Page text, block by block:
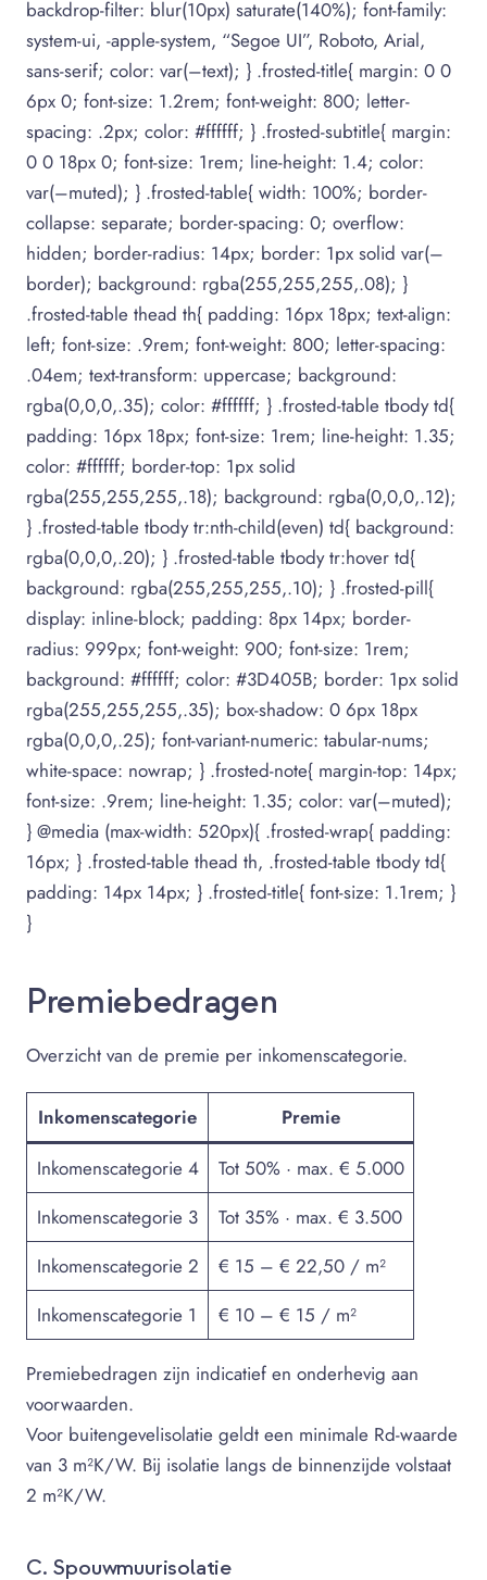
backdrop-filter: blur(10px) saturate(140%); font-family:
system-ui, -apple-system, “Segoe UI”, Roboto, Arial,
sans-serif; color: var(–text); } .frosted-title{ margin: 0 0
6px 0; font-size: 1.2rem; font-weight: 800; letter-
spacing: .2px; color: #ffffff; } .frosted-subtitle{ margin:
0 0 18px 0; font-size: 1rem; line-height: 1.4; color:
var(–muted); } .frosted-table{ width: 100%; border-
collapse: separate; border-spacing: 0; overflow:
hidden; border-radius: 14px; border: 1px solid var(–
border); background: rgba(255,255,255,.08); }
.frosted-table thead th{ padding: 16px 18px; text-align:
left; font-size: .9rem; font-weight: 800; letter-spacing:
.04em; text-transform: uppercase; background:
rgba(0,0,0,.35); color: #ffffff; } .frosted-table tbody td{
padding: 16px 18px; font-size: 1rem; line-height: 1.35;
color: #ffffff; border-top: 1px solid
rgba(255,255,255,.18); background: rgba(0,0,0,.12);
} .frosted-table tbody tr:nth-child(even) td{ background:
rgba(0,0,0,.20); } .frosted-table tbody tr:hover td{
background: rgba(255,255,255,.10); } .frosted-pill{
display: inline-block; padding: 8px 14px; border-
radius: 999px; font-weight: 900; font-size: 1rem;
background: #ffffff; color: #3D405B; border: 1px solid
rgba(255,255,255,.35); box-shadow: 0 6px 18px
rgba(0,0,0,.25); font-variant-numeric: tabular-nums;
white-space: nowrap; } .frosted-note{ margin-top: 14px;
font-size: .9rem; line-height: 1.35; color: var(–muted);
} @media (max-width: 520px){ .frosted-wrap{ padding:
16px; } .frosted-table thead th, .frosted-table tbody td{
padding: 14px 14px; } .frosted-title{ font-size: 1.1rem; }
}
Premiebedragen
Overzicht van de premie per inkomenscategorie.
Inkomenscategorie
Premie
Inkomenscategorie 4
Tot 50% · max. € 5.000
Inkomenscategorie 3
Tot 35% · max. € 3.500
Inkomenscategorie 2
€ 15 – € 22,50 / m²
Inkomenscategorie 1
€ 10 – € 15 / m²
Premiebedragen zijn indicatief en onderhevig aan
voorwaarden.
Voor buitengevelisolatie geldt een minimale Rd-waarde
van 3 m²K/W. Bij isolatie langs de binnenzijde volstaat
2 m²K/W.
C. Spouwmuurisolatie